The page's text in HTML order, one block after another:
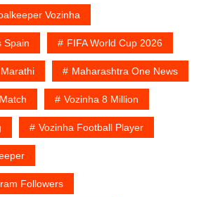
Vozinha
Spain FIFA World Cup 2026
Maharashtra One News
Vozinha 8 Million
Vozinha Football Player
Followers